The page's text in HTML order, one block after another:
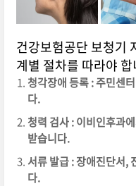
건강보험공단 보청기
계별 절차를 따라야
청각장애 등록 : 주민센
다.
청력 검사 : 이비인후과
받습니다.
서류 발급 : 장애진단서,
다.